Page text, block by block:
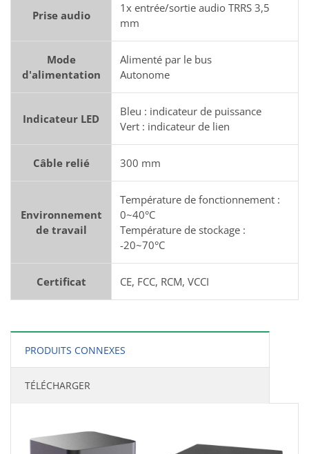
Prise audio
1x entrée/sortie audio TRRS 3,5
mm
Mode
d'alimentation
Alimenté par le bus
Autonome
Indicateur LED
Bleu : indicateur de puissance
Vert : indicateur de lien
Câble relié 300 mm
Environnement
de travail
Température de fonctionnement :
0~40°C
Température de stockage :
-20~70°C
Certificat CE, FCC, RCM, VCCI
PRODUITS CONNEXES
TÉLÉCHARGER